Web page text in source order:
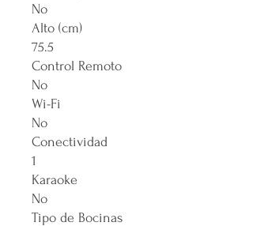
No
Alto (cm)
75.5
Control Remoto
No
Wi-Fi
No
Conectividad
1
Karaoke
No
Tipo de Bocinas